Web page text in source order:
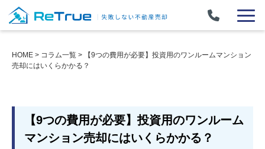
HOME > コラム一覧 >
【9つの費用が必要】投資用のワンルームマンション
売却にはいくらかかる？
【9つの費用が必要】投資用のワンルーム
マンション売却にはいくらかかる？